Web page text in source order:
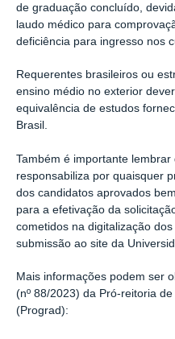
de graduação concluído ,
laudo médico para
deficiência para ingresso nos
Requerentes brasileiros ou
ensino médio no exterior
equivalência de estudos
Brasil.
Também é importante lembrar
responsabiliza por quaisquer
dos candidatos aprovados
para a efetivação da
cometidos na d igitalização
submissão ao site da U
Mais informações podem ser
(nº 88/2023) da Pró-reitoria de
(Prograd):